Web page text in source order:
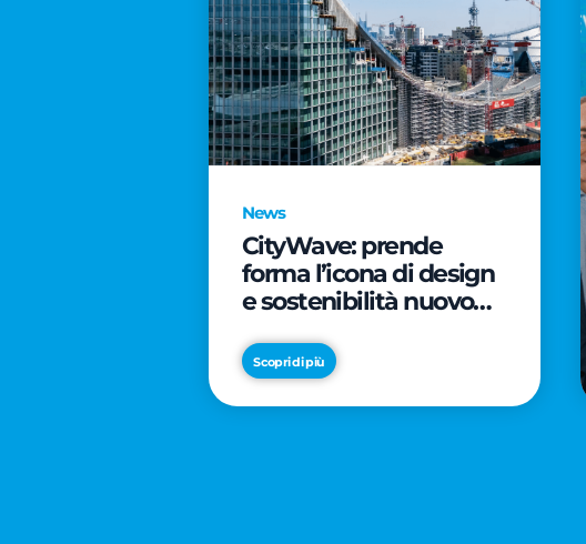
News
CityWave: prende
forma l’icona di design
e sostenibilità nuovo
Scopri di più